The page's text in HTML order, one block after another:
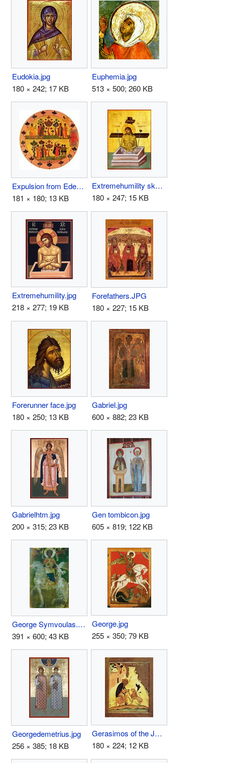
Eudokia.jpg
180 × 242; 17 KB
Euphemia.jpg
513 × 500; 260 KB
Expulsion from Eden.JPG
181 × 180; 13 KB
Extremehumility skete.JPG
180 × 247; 15 KB
Extremehumility.jpg
218 × 277; 19 KB
Forefathers.JPG
180 × 227; 15 KB
Forerunner face.jpg
180 × 250; 13 KB
Gabriel.jpg
600 × 882; 23 KB
Gabrielhtm.jpg
200 × 315; 23 KB
Gen tombicon.jpg
605 × 819; 122 KB
George Symvoulas.jpg
391 × 600; 43 KB
George.jpg
255 × 350; 79 KB
Georgedemetrius.jpg
256 × 385; 18 KB
Gerasimos of the Jordan.jpg
180 × 224; 12 KB